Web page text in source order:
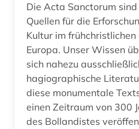
deutschland (1)
deutschsprachig (1)
diaspora (1)
dictionary (1)
Die Acta Sanctorum
Quellen für die
Kultur im
Europa. Unser Wissen
sich nahezu
hagiographische
diese monumentale
einen Zeitraum von 300
des Bollandistes